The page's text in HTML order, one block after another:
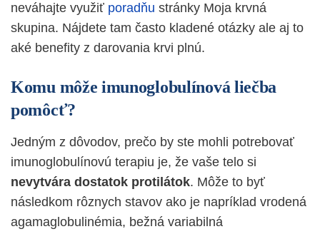
neváhajte využiť poradňu stránky Moja krvná
skupina. Nájdete tam často kladené otázky ale aj to
aké benefity z darovania krvi plnú.
Komu môže imunoglobulínová liečba
pomôcť?
Jedným z dôvodov, prečo by ste mohli potrebovať
imunoglobulínovú terapiu je, že vaše telo si
nevytvára dostatok protilátok. Môže to byť
následkom rôznych stavov ako je napríklad vrodená
agamaglobulinémia, bežná variabilná